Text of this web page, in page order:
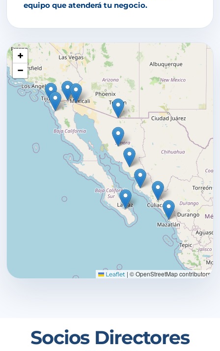
equipo que atenderá tu negocio.
+
−
Leaflet | © OpenStreetMap contributors
Socios Directores